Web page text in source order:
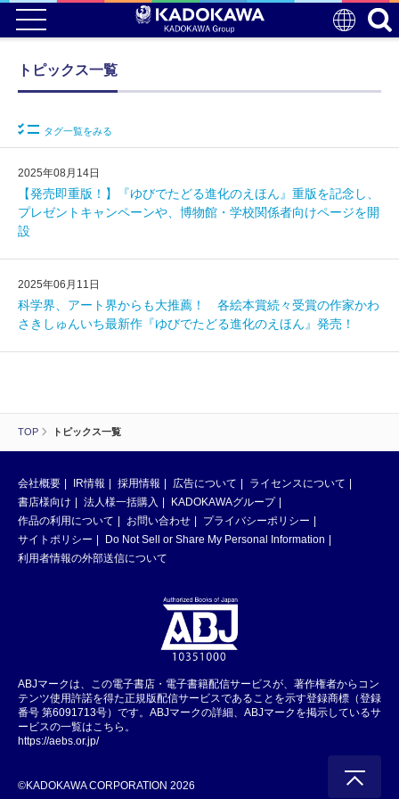
TOP トピックス一覧
トピックス一覧
タグ一覧をみる
2025年08月14日
【発売即重版！】『ゆびでたどる進化のえほん』重版を記念し、
プレゼントキャンペーンや、博物館・学校関係者向けページを開
設
2025年06月11日
科学界、アート界からも大推薦！ 各絵本賞続々受賞の作家かわ
さきしゅんいち最新作『ゆびでたどる進化のえほん』発売！
会社概要 IR情報 採用情報 広告について
ライセンスについて
書店様向け
法人様一括購入
KADOKAWAグループ
作品の利用について
お問い合わせ
プライバシーポリシー
サイトポリシー
Do Not Sell or Share My Personal Information
利用者情報の外部送信について
ABJマークは、この電子書店・電子書籍配信サービスが、著作権者からコン
テンツ使用許諾を得た正規版配信サービスであることを示す登録商標（登録
番号 第6091713号）です。ABJマークの詳細、ABJマークを掲示しているサ
ービスの一覧はこちら。
https://aebs.or.jp/
©KADOKAWA CORPORATION 2026